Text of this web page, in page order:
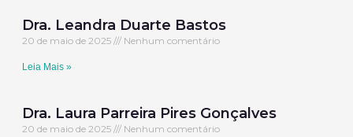
Dra. Leandra Duarte Bastos
20 de maio de 2025 Nenhum comentário
Leia Mais »
Dra. Laura Parreira Pires Gonçalves
20 de maio de 2025 Nenhum comentário